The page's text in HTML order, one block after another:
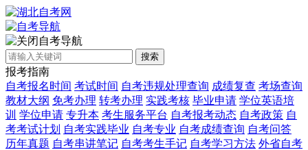
自考导航
搜索
报考指南
自考报名时间 考试时间 自考违规处理查询 成绩复查 考场查询
教材大纲 免考办理 转考办理 实践考核 毕业申请 学位英语培
训 学位申请 专升本 考生服务平台 自考报考动态 自考政策 自
考考试计划 自考实践毕业 自考专业 自考成绩查询 自考问答
历年真题 自考串讲笔记 自考考生手记 自考学习方法 外省自考